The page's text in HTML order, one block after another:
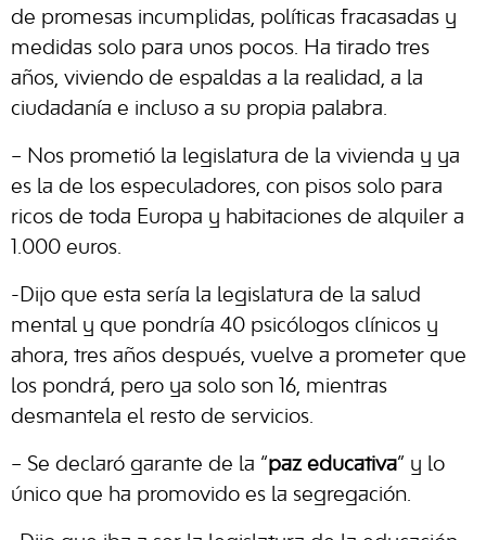
de promesas incumplidas, políticas fracasadas y
medidas solo para unos pocos. Ha tirado tres
años, viviendo de espaldas a la realidad, a la
ciudadanía e incluso a su propia palabra.
– Nos prometió la legislatura de la vivienda y ya
es la de los especuladores, con pisos solo para
ricos de toda Europa y habitaciones de alquiler a
1.000 euros.
-Dijo que esta sería la legislatura de la salud
mental y que pondría 40 psicólogos clínicos y
ahora, tres años después, vuelve a prometer que
los pondrá, pero ya solo son 16, mientras
desmantela el resto de servicios.
– Se declaró garante de la “paz educativa” y lo
único que ha promovido es la segregación.